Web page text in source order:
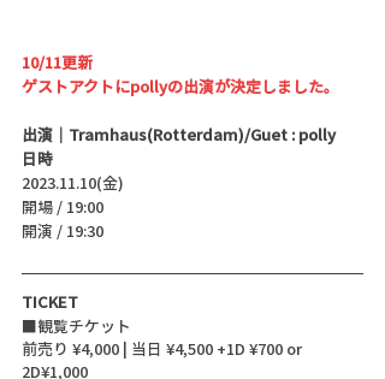
10/11更新
ゲストアクトにpollyの出演が決定しました。
出演｜ Tramhaus(Rotterdam)/Guet : polly
日時
2023.11.10(金)
開場 / 19:00
開演 / 19:30
TICKET
■観覧チケット
前売り ¥4,000 | 当日 ¥4,500 +1D ¥700 or
2D¥1,000